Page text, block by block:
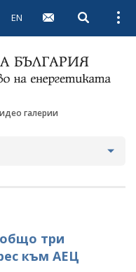
EN Open
галерии
три
към АЕЦ